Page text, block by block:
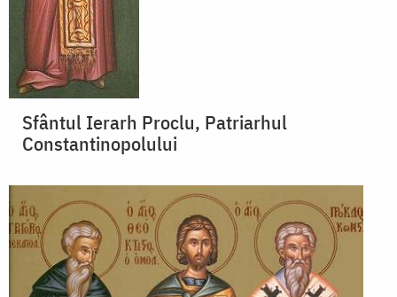
Sfântul Ierarh Proclu, Patriarhul
Constantinopolului